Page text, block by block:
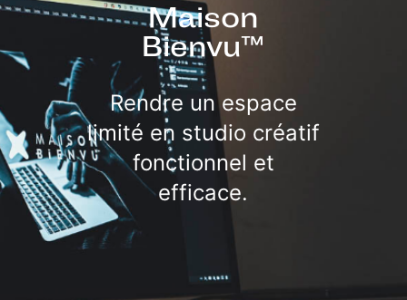
Maison
Bienvu™
Rendre un espace
limité en studio créatif
fonctionnel et
efficace.